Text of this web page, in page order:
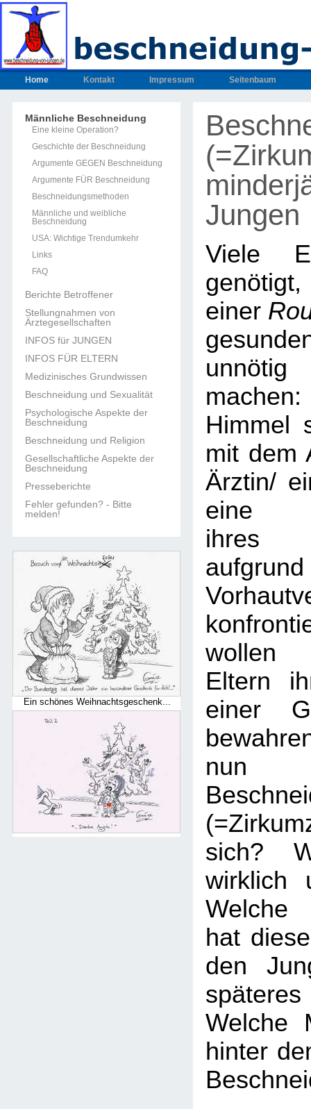
Home Kontakt Impressum Seitenbaum
Männliche Beschneidung
Eine kleine Operation?
Geschichte der Beschneidung
Argumente GEGEN Beschneidung
Argumente FÜR Beschneidung
Beschneidungsmethoden
Männliche und weibliche
Beschneidung
USA: Wichtige Trendumkehr
Links
FAQ
Berichte Betroffener
Stellungnahmen von
Ärztegesellschaften
INFOS für JUNGEN
INFOS FÜR ELTERN
Medizinisches Grundwissen
Beschneidung und Sexualität
Psychologische Aspekte der
Beschneidung
Beschneidung und Religion
Gesellschaftliche Aspekte der
Beschneidung
Presseberichte
Fehler gefunden? - Bitte
melden!
Ein schönes Weihnachtsgeschenk...
Jungen
Viele
einer
Himmel
mit dem
Ärztin/
eine
ihres
wollen
Eltern
einer
nun
sich?
wirklich
Welche
hat
den
Welche
hinter